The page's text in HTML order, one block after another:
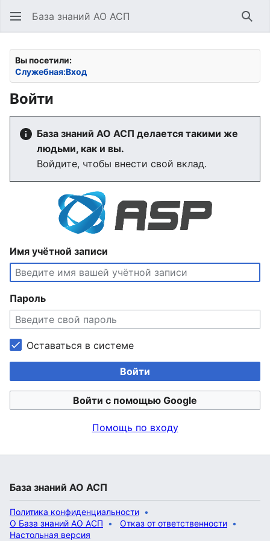
База знаний АО АСП
Вы посетили:
Служебная:Вход
Войти
База знаний АО АСП делается такими же
людьми, как и вы.
Войдите, чтобы внести свой вклад.
Имя учётной записи
Пароль
Оставаться в системе
Войти
Войти с помощью Google
Помощь по входу
База знаний АО АСП
Политика конфиденциальности
О База знаний АО АСП
Отказ от ответственности
Настольная версия